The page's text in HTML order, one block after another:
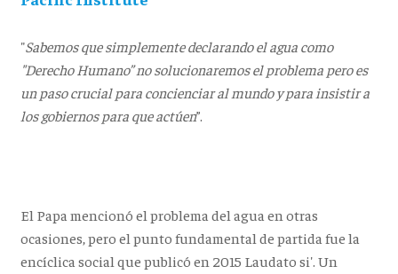
"Sabemos que simplemente declarando el agua como
"Derecho Humano” no solucionaremos el problema pero es
un paso crucial para concienciar al mundo y para insistir a
los gobiernos para que actúen”.
El Papa mencionó el problema del agua en otras
ocasiones, pero el punto fundamental de partida fue la
encíclica social que publicó en 2015 Laudato si'. Un